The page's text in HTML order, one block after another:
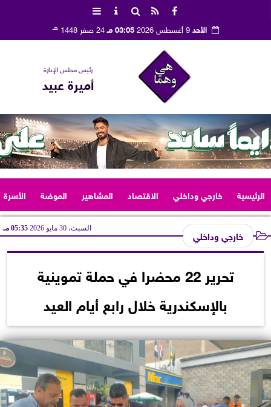
الأحد9 أغسطس 2026 03:05 مـ 24 صفر 1448 هـ
رئيس مجلس الإدارة
أميرة عبيد
الرئيسية خارجي وداخلي الاقتصاد المشاهير الموضة الأسرة
خارجي وداخلي السبت، 30 مايو 2026 05:35 مـ
تحرير 22 محضرا في حملة تموينية
بالإسكندرية خلال رابع أيام العيد